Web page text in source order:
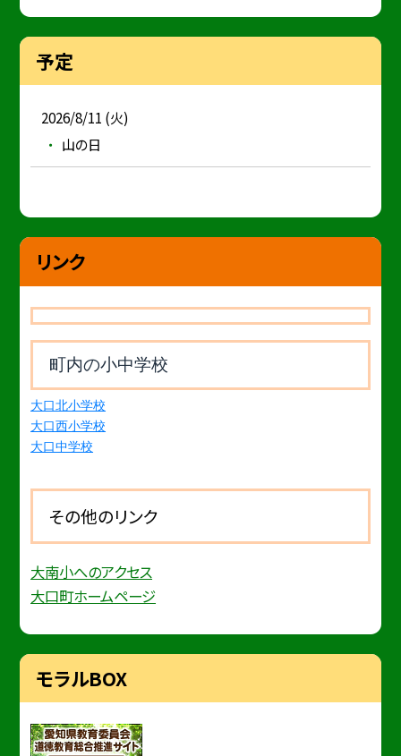
予定
2026/8/11 (火)
山の日
リンク
町内の小中学校
大口北小学校
大口西小学校
大口中学校
その他のリンク
大南小へのアクセス
大口町ホームページ
モラルBOX